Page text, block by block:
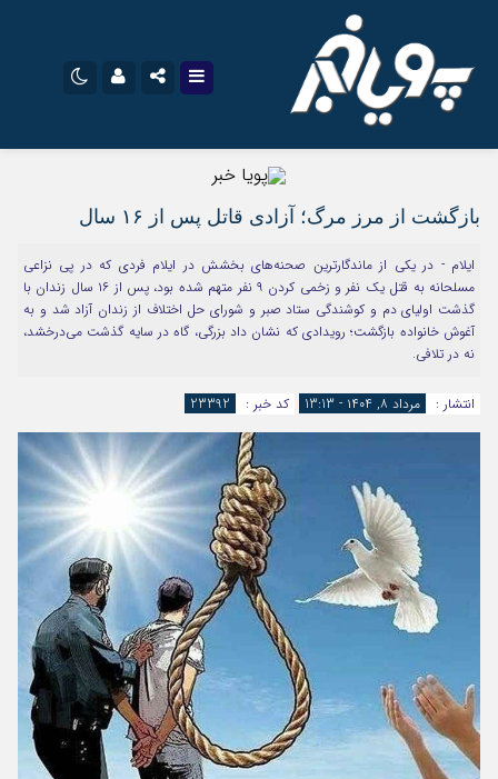
سروش ایتا
آپارات اپلیکیشن رمز عبور
مرا به خاطر بسپار
بازگشت از مرز مرگ؛ آزادی قاتل پس از ۱۶ سال
ایلام - در یکی از ماندگارترین صحنه‌های بخشش در ایلام فردی که در پی نزاعی
مسلحانه به قتل یک نفر و زخمی کردن ۹ نفر متهم شده بود، پس از ۱۶ سال زندان با
گذشت اولیای دم و کوشندگی ستاد صبر و شورای حل اختلاف از زندان آزاد شد و به
آغوش خانواده بازگشت؛ رویدادی که نشان داد بزرگی، گاه در سایه گذشت می‌درخشد،
نه در تلافی.
انتشار : مرداد ۸, ۱۴۰۴ - 13:13 کد خبر : 23392